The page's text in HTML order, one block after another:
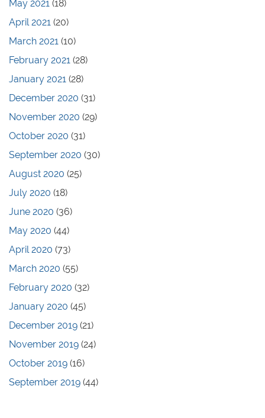
May 2021 (18)
April 2021 (20)
March 2021 (10)
February 2021 (28)
January 2021 (28)
December 2020 (31)
November 2020 (29)
October 2020 (31)
September 2020 (30)
August 2020 (25)
July 2020 (18)
June 2020 (36)
May 2020 (44)
April 2020 (73)
March 2020 (55)
February 2020 (32)
January 2020 (45)
December 2019 (21)
November 2019 (24)
October 2019 (16)
September 2019 (44)